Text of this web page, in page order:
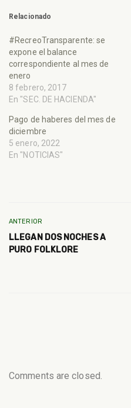
Relacionado
#RecreoTransparente: se
expone el balance
correspondiente al mes de
enero
8 febrero, 2017
En "SEC. DE HACIENDA"
Pago de haberes del mes de
diciembre
5 enero, 2022
En "NOTICIAS"
ANTERIOR
LLEGAN DOS NOCHES A
PURO FOLKLORE
Comments are closed.